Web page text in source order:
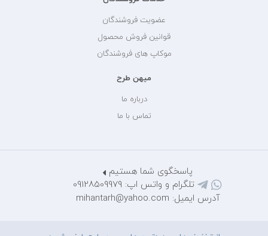
عضویت فروشندگان
قوانین فروش محصول
موکاپ های فروشندگان
میهن طرح
درباره ما
تماس با ما
پاسخگوی شما هستیم
تلگرام و واتس اپ: 09128509979
آدرس ایمیل: mihantarh@yahoo.com